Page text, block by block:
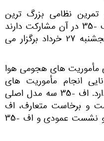
تمرین نظامی بزرگ‌ ترین
مانوری است که جنگنده‌ های اف -۳۵ در آن مشارکت دارند
و از روز یکشنبه ۱۶ خرداد تا پنجشنبه ۲۷ خرداد برگزار می
اول برای مأموریت‌ های هجومی هوا
انجام مأموریت‌ های
شناسایی و دفاع هوایی را نیز دارد. اف -۳۵ سه مدل اصلی
نشست و برخاست متعارف، اف
-۳۵ بی با توان برخاست کوتاه و نشست عمودی و اف -۳۵